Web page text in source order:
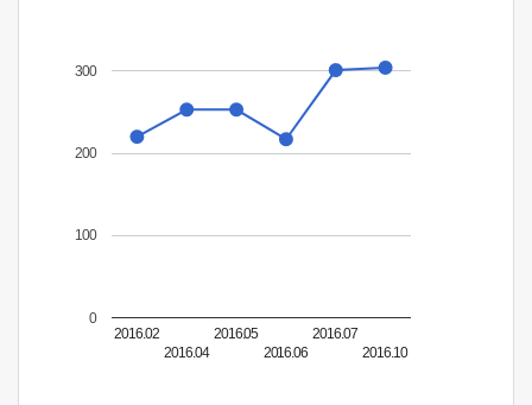
2016.02
2016.04
2016.05
2016.06
2016.07
2016.10
0
100
200
300